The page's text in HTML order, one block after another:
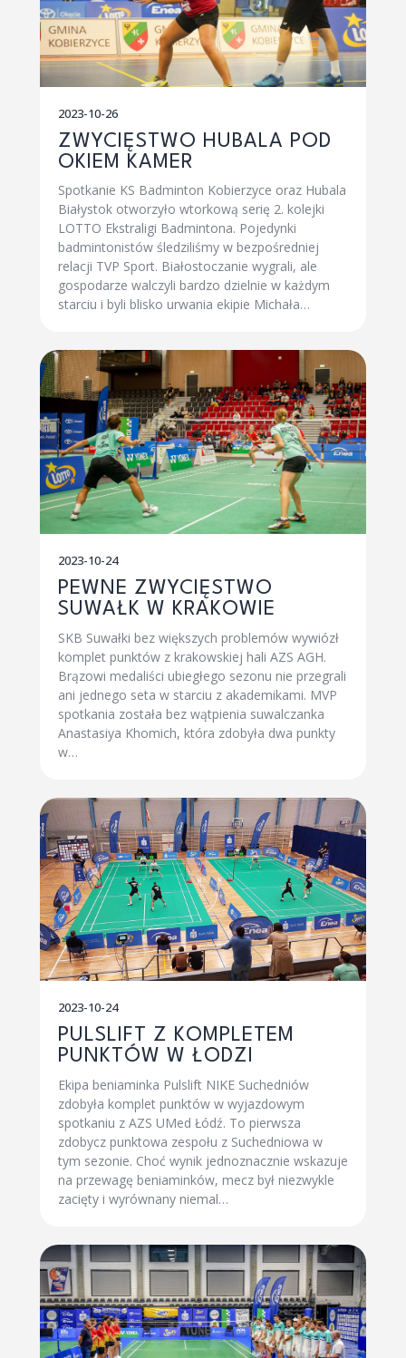
2023-10-26
ZWYCIĘSTWO HUBALA POD
OKIEM KAMER
Spotkanie KS Badminton Kobierzyce oraz Hubala
Białystok otworzyło wtorkową serię 2. kolejki
LOTTO Ekstraligi Badmintona. Pojedynki
badmintonistów śledziliśmy w bezpośredniej
relacji TVP Sport. Białostoczanie wygrali, ale
gospodarze walczyli bardzo dzielnie w każdym
starciu i byli blisko urwania ekipie Michała…
2023-10-24
PEWNE ZWYCIĘSTWO
SUWAŁK W KRAKOWIE
SKB Suwałki bez większych problemów wywiózł
komplet punktów z krakowskiej hali AZS AGH.
Brązowi medaliści ubiegłego sezonu nie przegrali
ani jednego seta w starciu z akademikami. MVP
spotkania została bez wątpienia suwalczanka
Anastasiya Khomich, która zdobyła dwa punkty
w…
2023-10-24
PULSLIFT Z KOMPLETEM
PUNKTÓW W ŁODZI
Ekipa beniaminka Pulslift NIKE Suchedniów
zdobyła komplet punktów w wyjazdowym
spotkaniu z AZS UMed Łódź. To pierwsza
zdobycz punktowa zespołu z Suchedniowa w
tym sezonie. Choć wynik jednoznacznie wskazuje
na przewagę beniaminków, mecz był niezwykle
zacięty i wyrównany niemal…